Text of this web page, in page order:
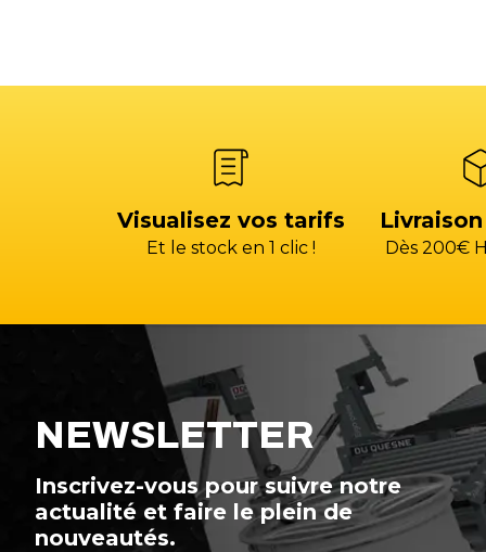
Visualisez vos tarifs
Et le stock en 1 clic ! Dès 200€
NEWSLETTER
Inscrivez-vous pour suivre notre
actualité et faire le plein de
nouveautés.